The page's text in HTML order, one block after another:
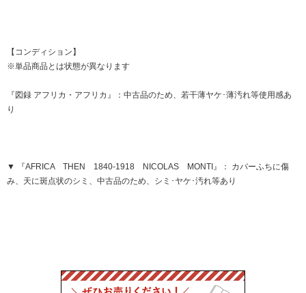
【コンディション】
※単品商品とは状態が異なります
『図録 アフリカ・アフリカ』：中古品のため、若干薄ヤケ･薄汚れ等使用感あ
り
▼ 『AFRICA THEN 1840-1918 NICOLAS MONTI』： カバーふちに傷
み、天に斑点状のシミ、中古品のため、シミ･ヤケ･汚れ等あり